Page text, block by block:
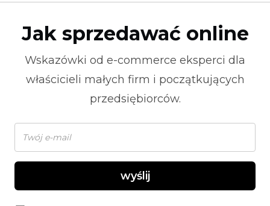
Jak sprzedawać online
Wskazówki od e-commerce eksperci dla
właścicieli małych firm i początkujących
przedsiębiorców.
wyślij